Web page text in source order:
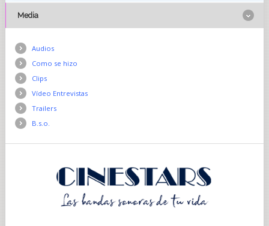
Media
Audios
Como se hizo
Clips
Vídeo Entrevistas
Trailers
B.s.o.